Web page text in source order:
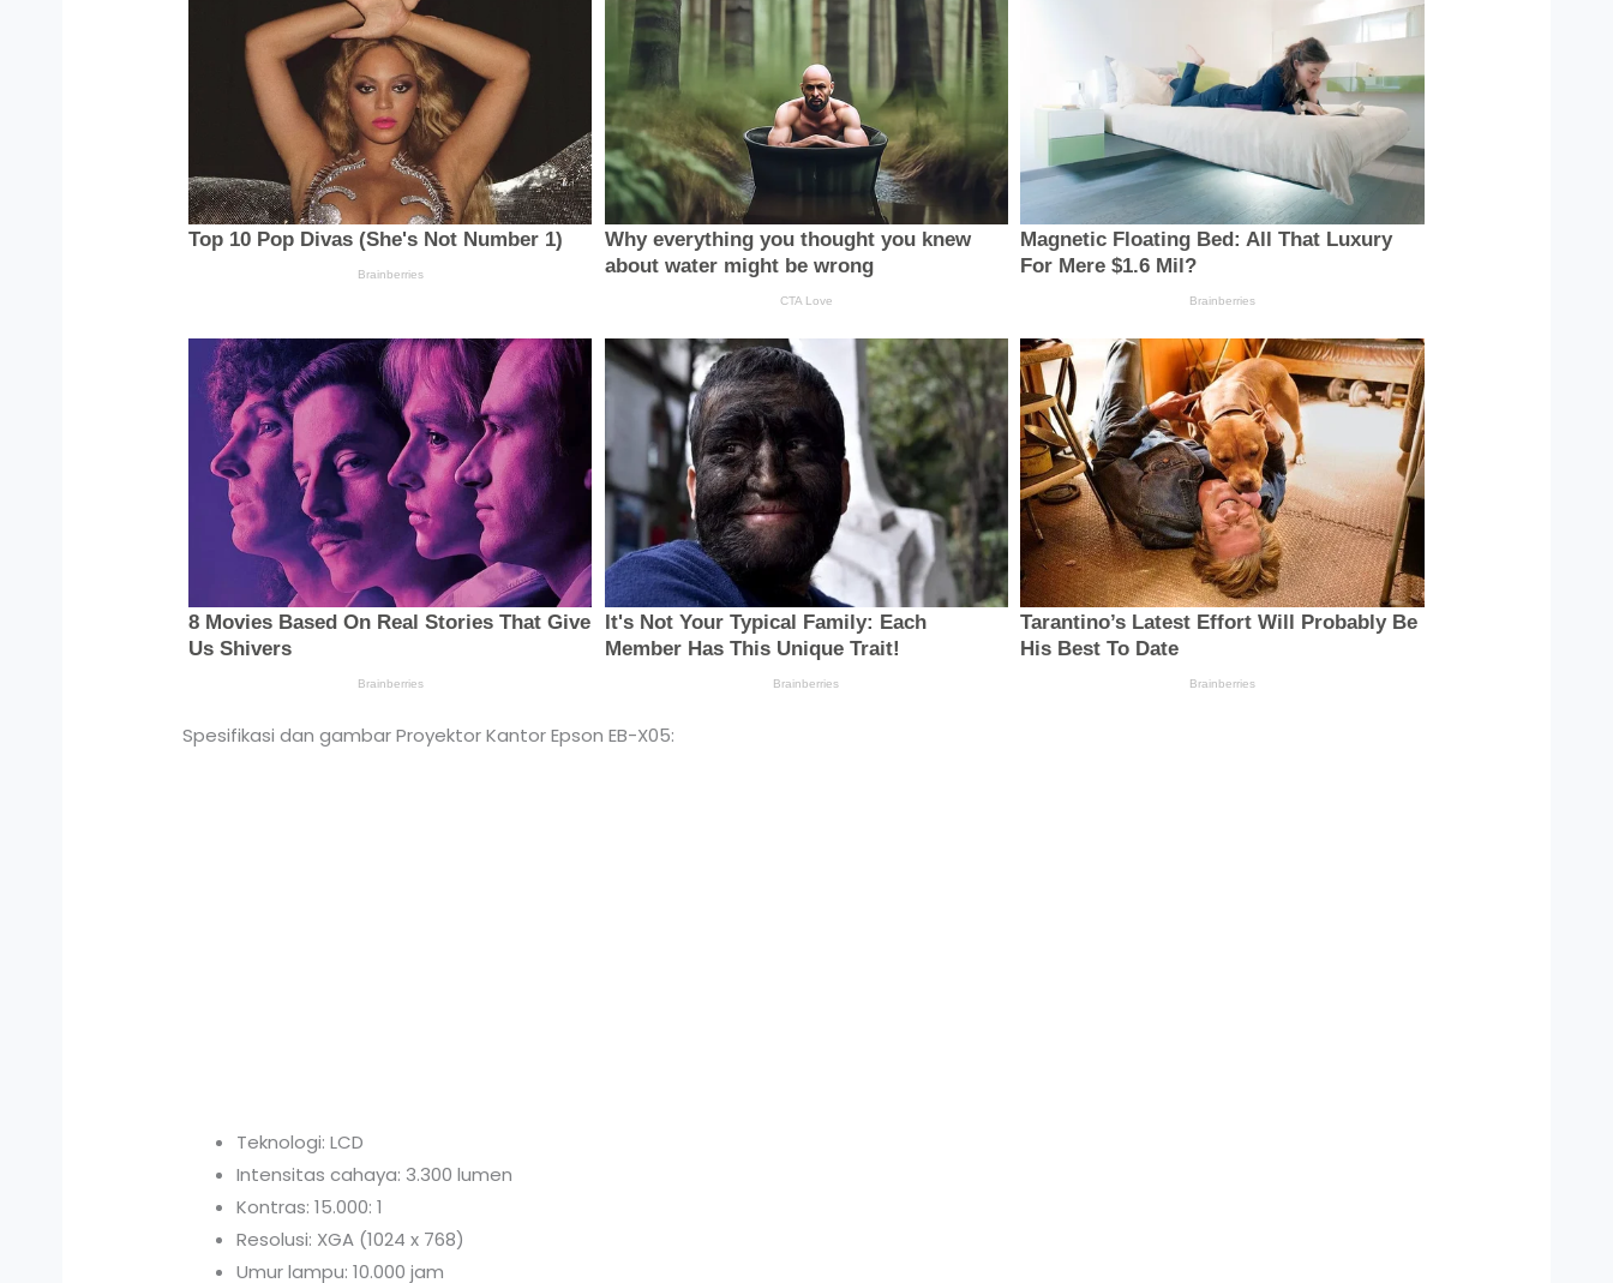
Spesifikasi dan gambar Proyektor Kantor Epson EB-X05:
Teknologi: LCD
Intensitas cahaya: 3.300 lumen
Kontras: 15.000: 1
Resolusi: XGA (1024 x 768)
Umur lampu: 10.000 jam